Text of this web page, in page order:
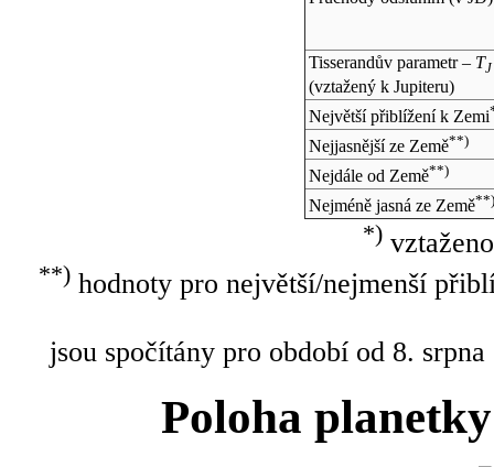
Tisserandův parametr – TJ
(vztažený k Jupiteru)
Největší přiblížení k Zemi
Nejjasnější ze Země**)
Nejdále od Země**)
Nejméně jasná ze Země**)
*)
**)hodnoty pro největší/nejmenší
jsou spočítány pro období od 8.
Poloha